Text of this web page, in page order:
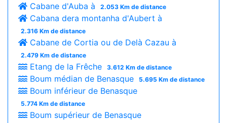
Cabane d'Auba à 2.053 Km de distance
Cabana dera montanha d'Aubert à
2.316 Km de distance
Cabane de Cortia ou de Delà Cazau à
2.479 Km de distance
Etang de la Frêche 3.612 Km de distance
Boum médian de Benasque 5.695 Km de distance
Boum inférieur de Benasque
5.774 Km de distance
Boum supérieur de Benasque